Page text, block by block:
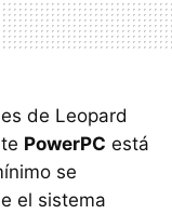
de Leopard
PowerPC está
se
el sistema